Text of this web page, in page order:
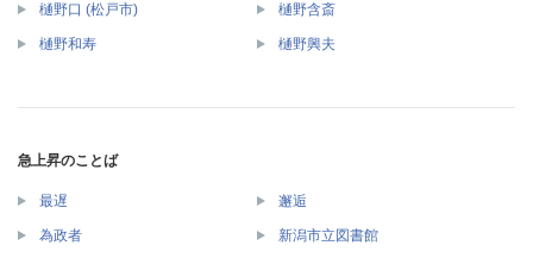
樋野口 (松戸市) 樋野含斎
樋野和寿 樋野興夫
急上昇のことば
最遅 邂逅
為政者 新潟市立図書館